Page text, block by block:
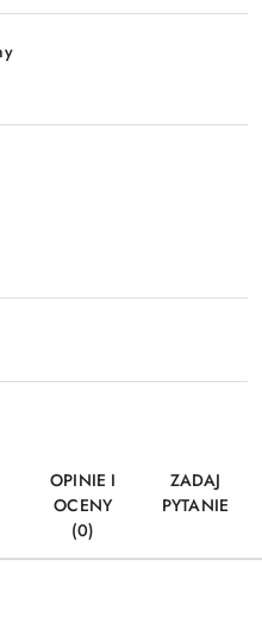
OPINIE I
OCENY
(0)
ZADAJ
PYTANIE